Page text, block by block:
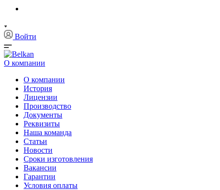
Войти
О компании
О компании
История
Лицензии
Производство
Документы
Реквизиты
Наша команда
Статьи
Новости
Сроки изготовления
Вакансии
Гарантии
Условия оплаты